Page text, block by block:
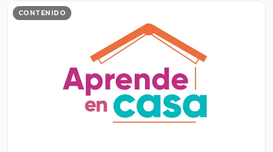
CONTENIDO